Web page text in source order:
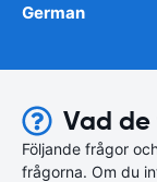
German
Vad
Följande frågor
frågorna. Om du